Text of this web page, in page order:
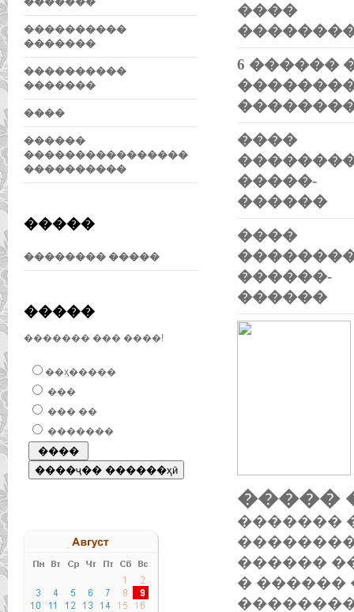
����
6 ������
����
�����-
������
����
������-
������
�����
�������
������
� ������
����������
�������
����������
�������
����
������
����������������
����������
�����
�������� �����
�����
������� ��� ����!
��ҳ�����
���
��� ��
�������